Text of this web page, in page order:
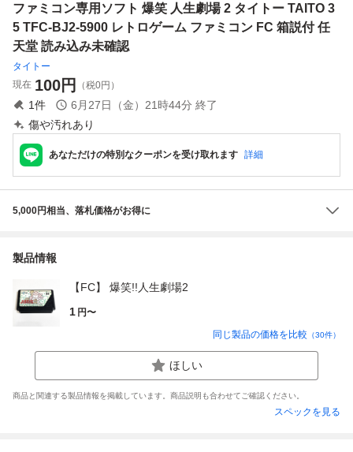
他 一部箱付き 未
検品
コレクション 動作
未確認 82
ファミコン専用ソフト 爆笑 人生劇場 2 タイトー TAITO 3
5 TFC-BJ2-5900 レトロゲーム ファミコン FC 箱説付 任
天堂 読み込み未確認
タイトー
現在 100円 （税0円）
1件 6月27日（金）21時44分 終了
傷や汚れあり
あなただけの特別なクーポンを受け取れます 詳細
5,000円相当、落札価格がお得に
製品情報
【FC】 爆笑!!人生劇場2
1 円〜
同じ製品の価格を比較 （30件）
ほしい
商品と関連する製品情報を掲載しています。商品説明も合わせてご確認ください。
スペックを見る